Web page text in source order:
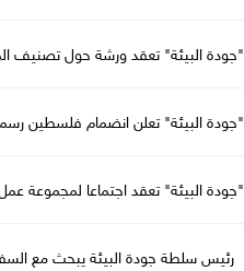
"جودة البيئة" تعقد ورشة حول تصنيف
"جودة البيئة" تعلن انضمام فلسطين
"جودة البيئة" تعقد اجتماعا لمجموعة
رئيس سلطة جودة البيئة يبحث مع